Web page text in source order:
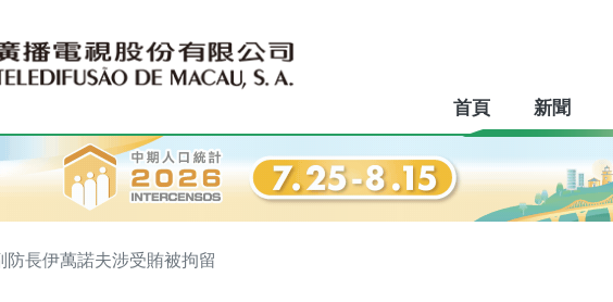
首頁 新聞
防長伊萬諾夫涉受賄被拘留